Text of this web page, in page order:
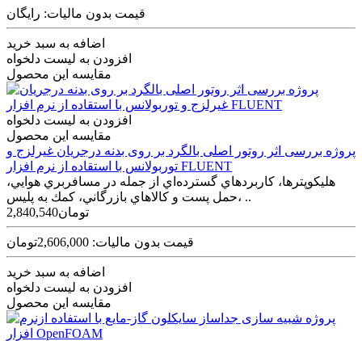
قیمت بدون مالیات: رایگان
اضافه به سبد خرید
افزودن به لیست دلخواه
مقایسه این محصول
افزودن به لیست دلخواه
مقایسه این محصول
پروژه بررسی اثر روتور اصلی بالگرد بر روی بدنه درجریان غیرلزج و
توربولانس با استقاده از نرم افزار FLUENT
هليکوپترها، کاربردهاي گسترده‌اي از جمله در مسافربري هوایي،
حمل پست و كالاهاي بازرگاني، كمك به پليس، ..
2,840,540تومان
قیمت بدون مالیات: 2,606,000تومان
اضافه به سبد خرید
افزودن به لیست دلخواه
مقایسه این محصول